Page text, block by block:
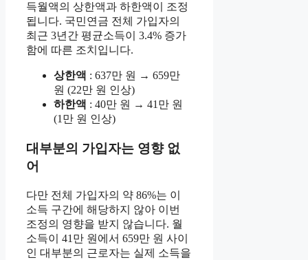
득월액의 상한액과 하한액이 조정
됩니다. 국민연금 전체 가입자의
최근 3년간 평균소득이 3.4% 증가
함에 따른 조치입니다.
상한액 : 637만 원 → 659만
원 (22만 원 인상)
하한액 : 40만 원 → 41만 원
(1만 원 인상)
대부분의 가입자는 영향 없
어
다만 전체 가입자의 약 86%는 이
소득 구간에 해당하지 않아 이번
조정의 영향을 받지 않습니다. 월
소득이 41만 원에서 659만 원 사이
인 대부분의 근로자는 실제 소득을